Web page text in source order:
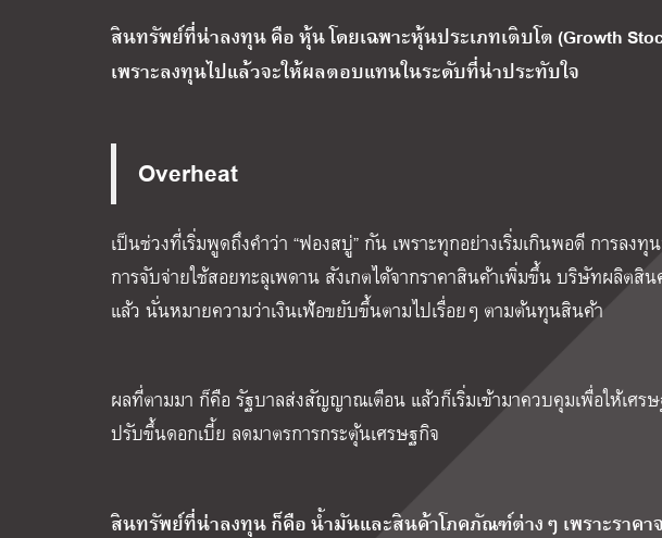
สินทรัพย์ที่น่าลงทุน คือ หุ้น โดยเฉพาะหุ้นประเภทเติบโต (Growth
เพราะลงทุนไปแล้วจะให้ผลตอบแทนในระดับที่น่าประทับใจ
Overheat
เป็นช่วงที่เริ่มพูดถึงคำว่า “ฟองสบู่” กัน เพราะทุกอย่างเริ่มเกินพอดี การลง
การจับจ่ายใช้สอยทะลุเพดาน สังเกตได้จากราคาสินค้าเพิ่มขึ้น บริษัทผลิตสิ
แล้ว นั่นหมายความว่าเงินเฟ้อขยับขึ้นตามไปเรื่อยๆ ตามต้นทุนสินค้า
ผลที่ตามมา ก็คือ รัฐบาลส่งสัญญาณเตือน แล้วก็เริ่มเข้ามาควบคุมเพื่อให้เศ
ปรับขึ้นดอกเบี้ย ลดมาตรการกระตุ้นเศรษฐกิจ
สินทรัพย์ที่น่าลงทุน ก็คือ น้ำมันและสินค้าโภคภัณฑ์ต่างๆ เพราะราค